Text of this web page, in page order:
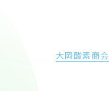
大岡酸素商会